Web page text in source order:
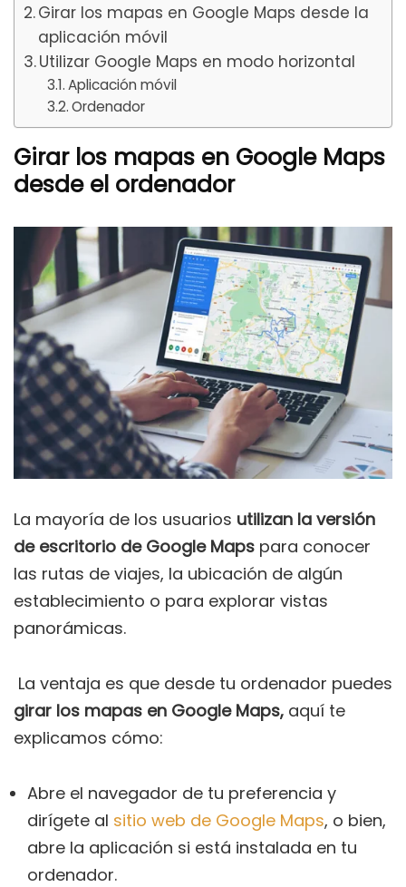
Girar los mapas en Google Maps desde la
aplicación móvil
Utilizar Google Maps en modo horizontal
Aplicación móvil
Ordenador
Girar los mapas en Google Maps
desde el ordenador
La mayoría de los usuarios utilizan la versión
de escritorio de Google Maps para conocer
las rutas de viajes, la ubicación de algún
establecimiento o para explorar vistas
panorámicas.
La ventaja es que desde tu ordenador puedes
girar los mapas en Google Maps, aquí te
explicamos cómo:
Abre el navegador de tu preferencia y
dirígete al sitio web de Google Maps, o bien,
abre la aplicación si está instalada en tu
ordenador.